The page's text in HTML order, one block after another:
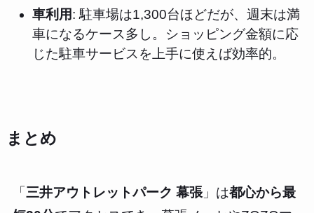
車利用: 駐車場は1,300台ほどだが、週末は満
車になるケース多し。ショッピング金額に応
じた駐車サービスを上手に使えば効率的。
まとめ
「 三井アウトレットパーク 幕張」は都心から最